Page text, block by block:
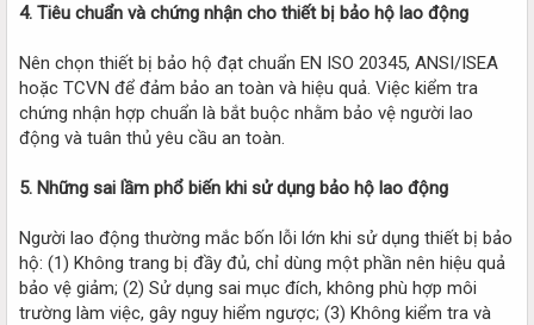
4. Tiêu chuẩn và chứng nhận cho thiết bị bảo hộ lao động
Nên chọn thiết bị bảo hộ đạt chuẩn EN ISO 20345, ANSI/ISEA
hoặc TCVN để đảm bảo an toàn và hiệu quả. Việc kiểm tra
chứng nhận hợp chuẩn là bắt buộc nhằm bảo vệ người lao
động và tuân thủ yêu cầu an toàn.
5. Những sai lầm phổ biến khi sử dụng bảo hộ lao động
Người lao động thường mắc bốn lỗi lớn khi sử dụng thiết bị bảo
hộ: (1) Không trang bị đầy đủ, chỉ dùng một phần nên hiệu quả
bảo vệ giảm; (2) Sử dụng sai mục đích, không phù hợp môi
trường làm việc, gây nguy hiểm ngược; (3) Không kiểm tra và